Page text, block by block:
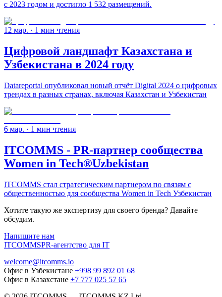
с 2023 годом и достигло 1 532 размещений.
12 мар. · 1 мин чтения
Цифровой ландшафт Казахстана и
Узбекистана в 2024 году
Datareportal опубликовал новый отчёт Digital 2024 о цифровых
трендах в разных странах, включая Казахстан и Узбекистан
6 мар. · 1 мин чтения
ITCOMMS - PR-партнер сообщества
Women in Tech®Uzbekistan
ITCOMMS стал стратегическим партнером по связям с
общественностью для сообщества Women in Tech Узбекистан
Хотите такую же экспертизу для своего бренда? Давайте
обсудим.
Напишите нам
ITCOMMSPR-агентство для IT
welcome@itcomms.io
Офис в Узбекистане +998 99 892 01 68
Офис в Казахстане +7 777 025 57 65